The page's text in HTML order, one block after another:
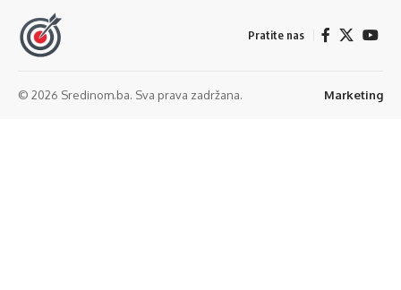
Pratite nas
© 2026 Sredinom.ba. Sva prava zadržana. Marketing